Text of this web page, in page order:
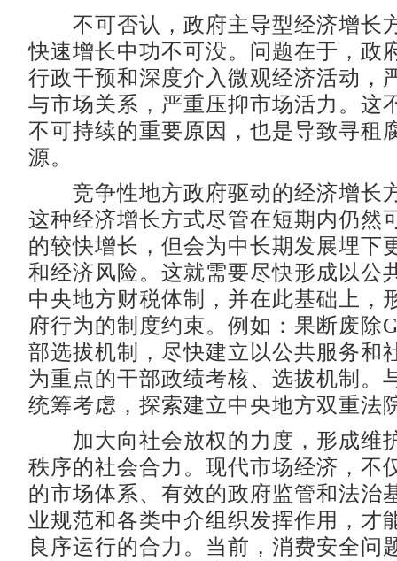
不可否认，政府主导型经济增长
快速增长中功不可没。问题在于，政
行政干预和深度介入微观经济活动，
与市场关系，严重压抑市场活力。这
不可持续的重要原因，也是导致寻租
源。
竞争性地方政府驱动的经济增长
这种经济增长方式尽管在短期内仍然
的较快增长，但会为中长期发展埋下
和经济风险。这就需要尽快形成以公
中央地方财税体制，并在此基础上，
府行为的制度约束。例如：果断废除
部选拔机制，尽快建立以公共服务和
为重点的干部政绩考核、选拔机制。
统筹考虑，探索建立中央地方双重法
加大向社会放权的力度，形成维
秩序的社会合力。现代市场经济，不
的市场体系、有效的政府监管和法治
业规范和各类中介组织发挥作用，才
良序运行的合力。当前，消费安全问